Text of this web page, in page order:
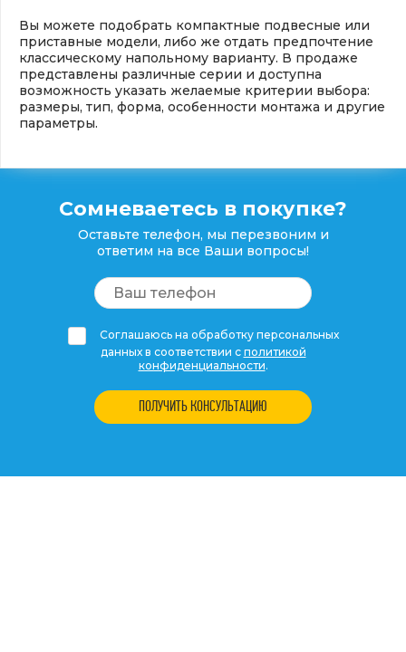
Вы можете подобрать компактные подвесные или
приставные модели, либо же отдать предпочтение
классическому напольному варианту. В продаже
представлены различные серии и доступна
возможность указать желаемые критерии выбора:
размеры, тип, форма, особенности монтажа и другие
параметры.
Сомневаетесь в покупке?
Оставьте телефон, мы перезвоним и
ответим на все Ваши вопросы!
Соглашаюсь на обработку персональных
данных в соответствии с политикой
конфиденциальности.
ПОЛУЧИТЬ КОНСУЛЬТАЦИЮ